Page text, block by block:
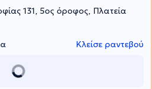
την πρόληψη μείζον συστατικό
και παντα αφιερώνει χρόνο για την
131, 5ος όροφος, Πλατεία
Κλείσε ραντεβού